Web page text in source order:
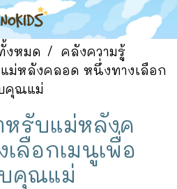
งหมด
คลังความรู้
ม่หลังคลอด หนึ่งทางเลือก
คุณแม่
หรับแม่หลังค
ลือกเมนูเพื่อ
คุณแม่